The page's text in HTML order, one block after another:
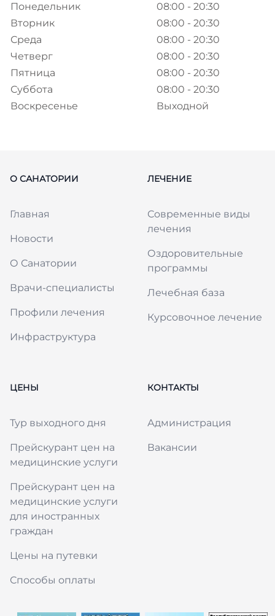
Понедельник
08:00 - 20:30
Вторник
08:00 - 20:30
Среда
08:00 - 20:30
Четверг
08:00 - 20:30
Пятница
08:00 - 20:30
Суббота
08:00 - 20:30
Воскресенье
Выходной
О САНАТОРИИ
Главная
Новости
О Санатории
Врачи-специалисты
Профили лечения
Инфраструктура
ЛЕЧЕНИЕ
Современные виды
лечения
Оздоровительные
программы
Лечебная база
Курсовочное лечение
ЦЕНЫ
Тур выходного дня
Прейскурант цен на
медицинские услуги
Прейскурант цен на
медицинские услуги
для иностранных
граждан
Цены на путевки
Способы оплаты
КОНТАКТЫ
Администрация
Вакансии